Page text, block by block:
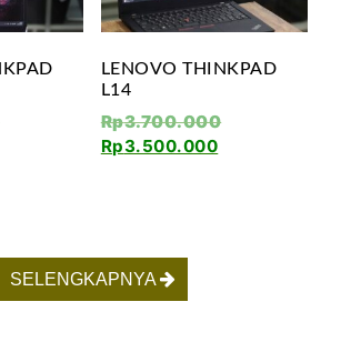
LENOVO THINKPAD
L14
Rp3.700.000
Rp3.500.000
SELENGKAPNYA